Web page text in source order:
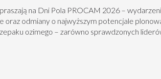
na Dni Pola PROCAM 2026 –
odmiany o najwyższym potencjale
ozimego – zarówno sprawdzonych